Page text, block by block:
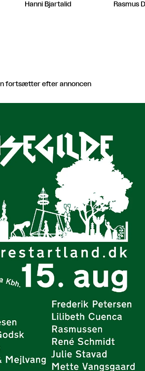
Hanni Bjartalid Rasmus
fortsætter efter annoncen